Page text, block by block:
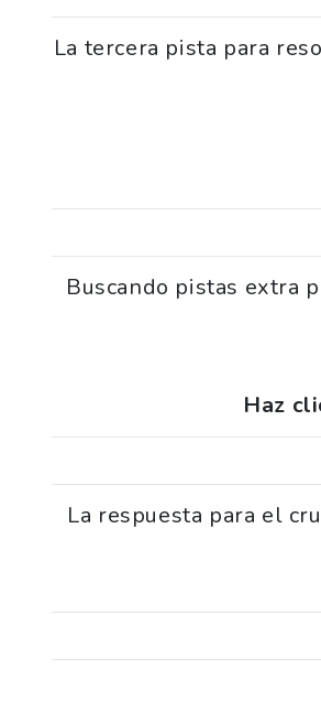
La tercera pista para
Buscando pistas extra
Haz
La respuesta para el